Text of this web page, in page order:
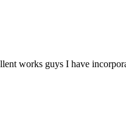
works guys I have